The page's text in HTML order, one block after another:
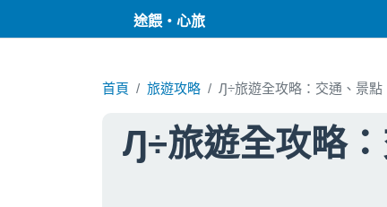
途餵・心旅
首頁 旅遊攻略 Ԓ÷旅遊全攻略：交通、景點
Ԓ÷旅遊全攻略